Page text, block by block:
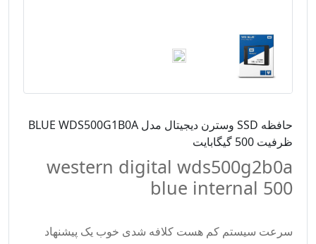
حافظه SSD وسترن دیجیتال مدل BLUE WDS500G1B0A
ظرفیت 500 گیگابایت
western digital wds500g2b0a
blue internal 500
سرعت سیستم کم هست کلافه شدی خوب یک پیشنهاد